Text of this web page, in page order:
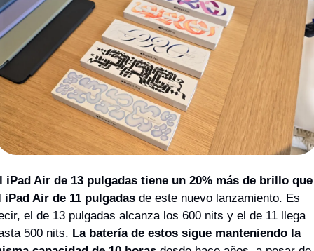
iPad Air de 13 pulgadas tiene un 20% más de brillo que
iPad Air de 11 pulgadas de este nuevo lanzamiento. Es
el de 13 pulgadas alcanza los 600 nits y el de 11 llega
500 nits. La batería de estos sigue manteniendo la